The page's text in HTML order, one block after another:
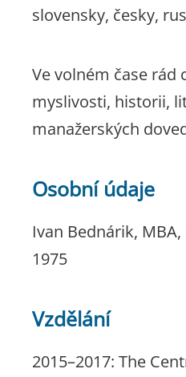
slovensky, česky,
Ve volném čase rád
myslivosti, historii,
manažerských
Osobní údaje
Ivan Bednárik,
1975
Vzdělání
2015–2017: The